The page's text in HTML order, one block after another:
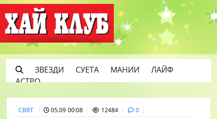
ЗВЕЗДИ СУЕТА МАНИИ
ЛАЙФ
АСТРО
СВЯТ 05.09 00:08 12484 0